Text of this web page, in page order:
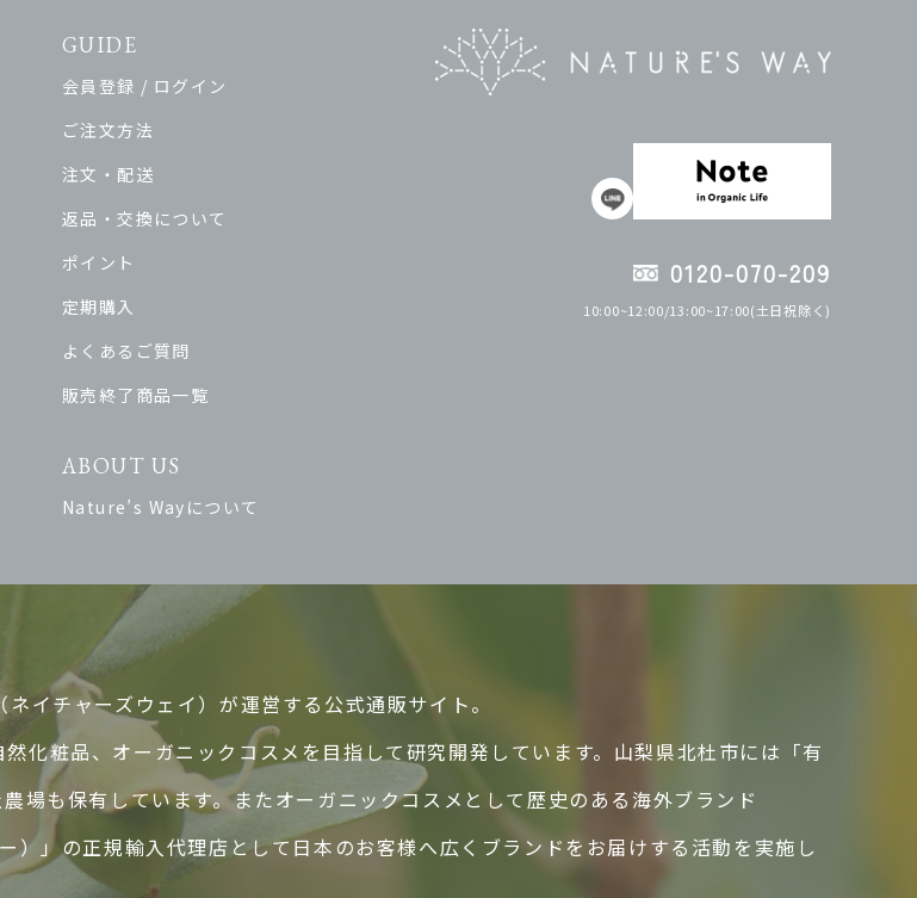
GUIDE
会員登録 / ログイン
ご注文方法
注文・配送
返品・交換について
ポイント
定期購入
よくあるご質問
販売終了商品一覧
ABOUT US
Nature’s Wayについて
0120-070-209
10:00~12:00/13:00~17:00(土日祝除く)
イチャーズウェイ）が運営する公式通販サイト。
化粧品、オーガニックコスメを目指して研究開発しています。山梨県北杜市には「有
場も保有しています。またオーガニックコスメとして歴史のある海外ブランド
）」の正規輸入代理店として日本のお客様へ広くブランドをお届けする活動を実施し